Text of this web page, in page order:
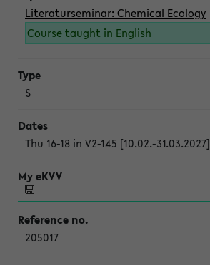
Literaturseminar: Chemical Ecology
Course taught in English
S
Thu 16-18 in V2-145 [10.02.-31.03.2027]
205017